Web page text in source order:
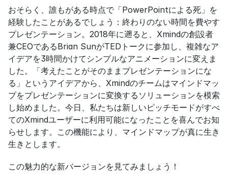
おそらく、誰もがある時点で「PowerPointによる死」を
経験したことがあるでしょう：終わりのない時間を費やす
プレゼンテーション。2018年に遡ると、Xmindの創設者
兼CEOであるBrian SunがTEDトークに参加し、複雑なア
イデアを3時間かけてシンプルなアニメーションに変えま
した。「考えたことがそのままプレゼンテーションにな
る」というアイデアから、Xmindのチームはマインドマッ
プをプレゼンテーションに変換するソリューションを模索
し始めました。今日、私たちは新しいピッチモードがすべ
てのXmindユーザーに利用可能になったことを喜んでお知
らせします。この機能により、マインドマップが真に生き
生きとします。
この魅力的な新バージョンを見てみましょう！